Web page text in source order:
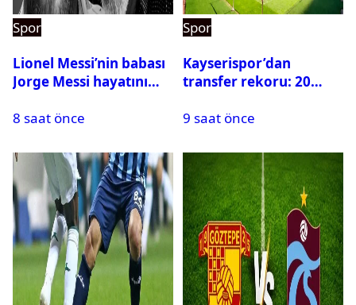
Spor
Lionel Messi’nin babası
Jorge Messi hayatını
8 saat önce
Spor
Kayserispor’dan
transfer rekoru: 20
9 saat önce